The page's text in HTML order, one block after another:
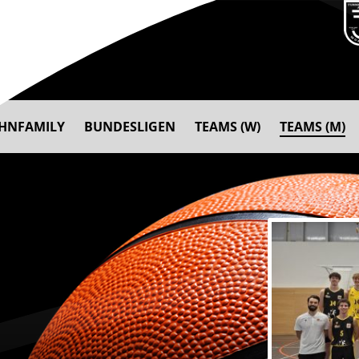
BUNDESLIGEN TEAMS (W) TEAMS (M)